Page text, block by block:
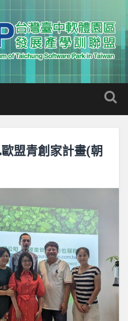
中軟體園區發展
訓聯盟
of Taichung Software Park
Taiwan
盟青創家計畫(朝